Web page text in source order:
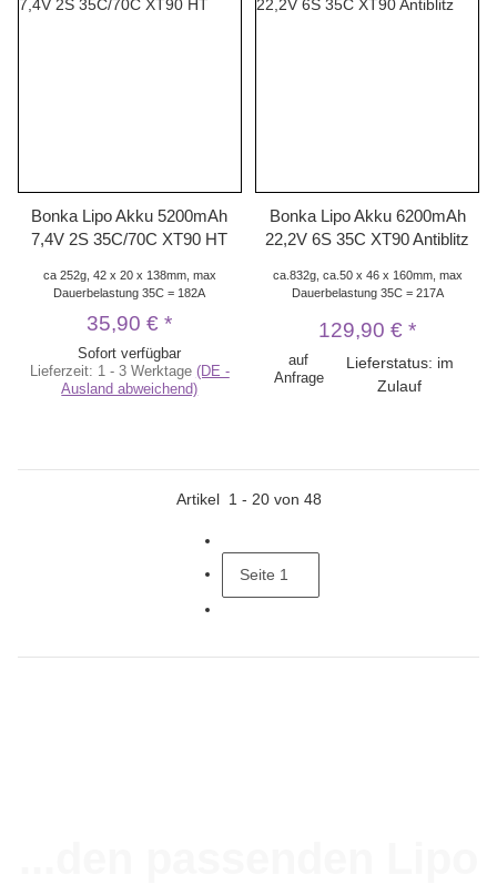
Bonka Lipo Akku 5200mAh
7,4V 2S 35C/70C XT90 HT
ca 252g, 42 x 20 x 138mm, max
Dauerbelastung 35C = 182A
35,90 €*
Sofort verfügbar
Lieferzeit: 1 - 3 Werktage (DE -
Ausland abweichend)
Bonka Lipo Akku 6200mAh
22,2V 6S 35C XT90 Antiblitz
ca.832g, ca.50 x 46 x 160mm, max
Dauerbelastung 35C = 217A
129,90 €*
auf
Anfrage
Lieferstatus: im
Zulauf
Artikel 1 - 20von 48
Seite 1